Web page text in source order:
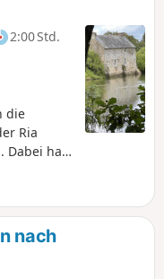
2:00 Std.
die
Ria
Dabei hat
nach